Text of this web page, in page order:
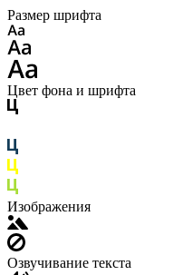
Размер шрифта
Цвет фона и шрифта
Изображения
Озвучивание текста